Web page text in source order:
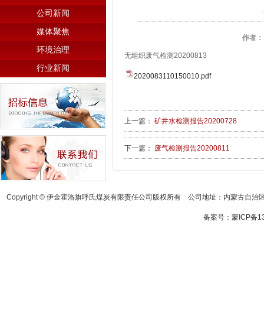
公司新闻
媒体聚焦
环境治理
行业新闻
作者：
无组织废气检测20200813
2020083110150010.pdf
上一篇： 矿井水检测报告20200728
下一篇： 废气检测报告20200811
Copyright © 伊金霍洛旗呼氏煤炭有限责任公司版权所有 公司地址：内蒙古自
备案号： 蒙ICP备